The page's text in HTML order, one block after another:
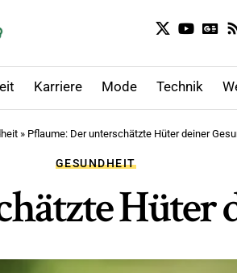
Karriere Mode Technik
» Pflaume: Der unterschätzte Hüter deiner
GESUNDHEIT
Hüter